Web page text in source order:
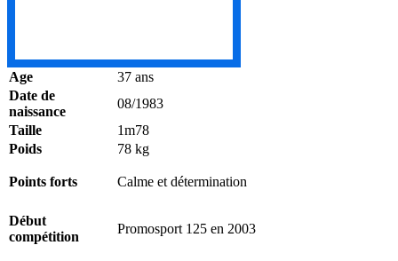
Age
37 ans
Date de
naissance
08/1983
Taille
1m78
Poids
78 kg
Points forts Calme et détermination
Début
compétition
Promosport 125 en 2003